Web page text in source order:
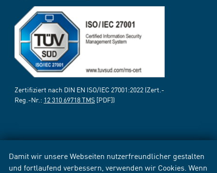
Damit wir unsere Webseiten nutzerfreundlicher gestalten
und fortlaufend verbessern, verwenden wir Cookies. Wenn
Zertifiziert nach DIN EN ISO/IEC 27001:2022 (Zert.-
Reg.-Nr.: 12 310 69718 TMS [PDF])